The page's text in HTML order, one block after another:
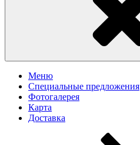
Меню
Специальные предложения
Фотогалерея
Карта
Доставка